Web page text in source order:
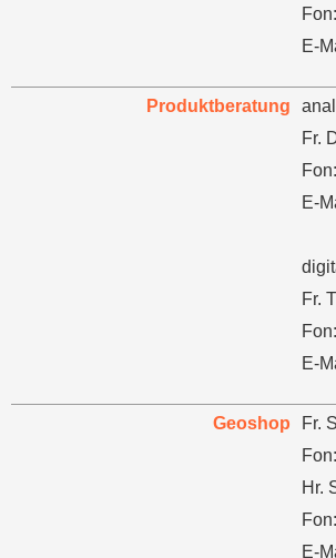
E-
Produktberatung
Fr.
E-
Fr.
E-
Geoshop
Fr.
Hr.
E-